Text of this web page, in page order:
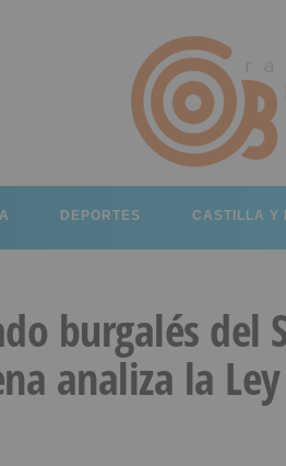
DEPORTES CASTILLA Y
burgalés del
analiza la